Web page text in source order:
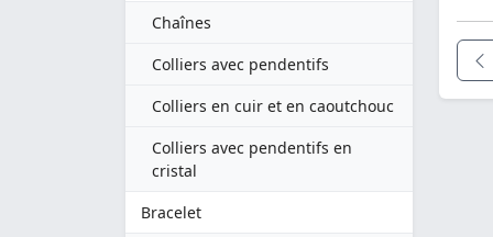
Chaînes
Colliers avec pendentifs
Colliers en cuir et en caoutchouc
Colliers avec pendentifs en
cristal
Bracelet